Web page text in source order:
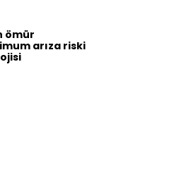
ömür
arıza riski